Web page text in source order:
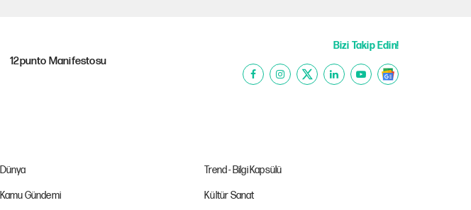
12punto Manifestosu
Bizi Takip Edin!
Dünya Trend - Bilgi Kapsülü
Kamu Gündemi Kültür Sanat